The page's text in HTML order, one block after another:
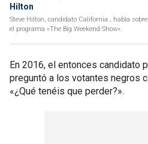
Hilton
Steve Hilton, candidato California , habla
el programa «The Big Weekend Show».
En 2016, el entonces candidato
preguntó a los votantes negros
«¿Qué tenéis que perder?».